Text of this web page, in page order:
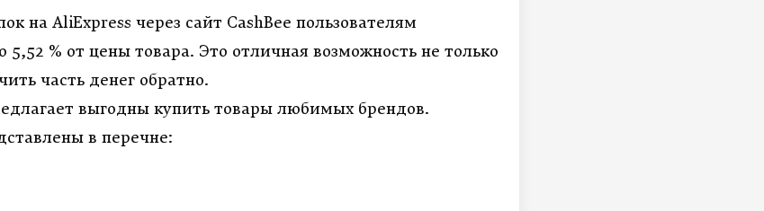
на AliExpress через сайт CashBee пользователям
5,52 % от цены товара. Это отличная возможность не только
часть денег обратно.
выгодны купить товары любимых брендов.
в перечне: